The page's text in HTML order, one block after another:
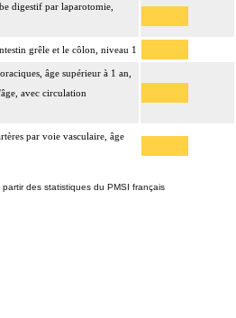
digestif par laparotomie,
grêle et le côlon, niveau 1
âge supérieur à 1 an,
avec circulation
par voie vasculaire, âge
des statistiques du PMSI français